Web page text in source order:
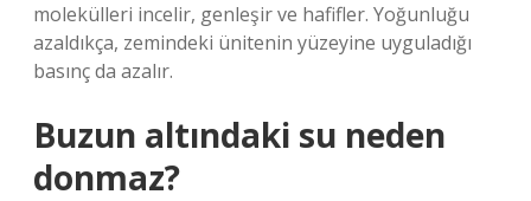
molekülleri incelir, genleşir ve hafifler. Yoğunluğu
azaldıkça, zemindeki ünitenin yüzeyine uyguladığı
basınç da azalır.
Buzun altındaki su neden
donmaz?